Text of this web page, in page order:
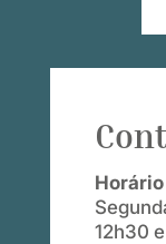
12h30